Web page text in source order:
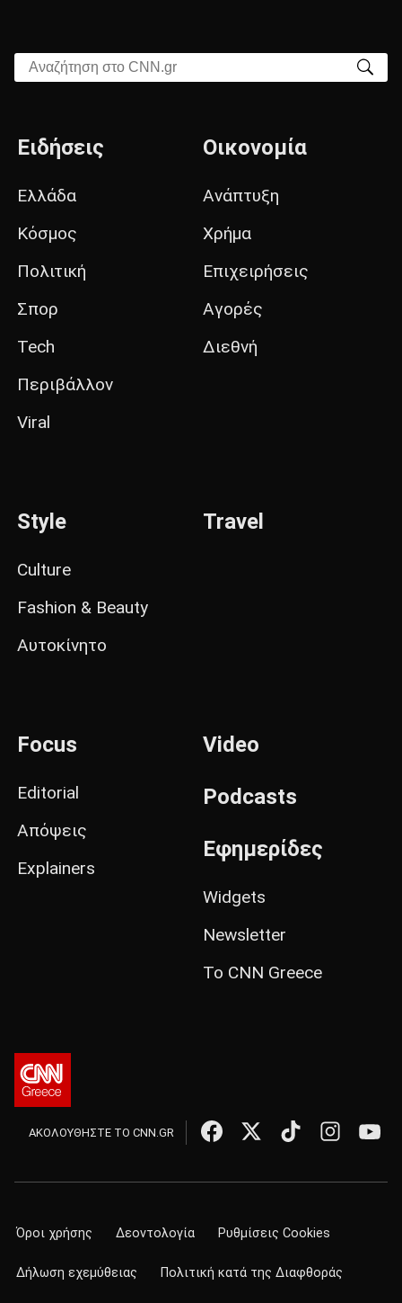
Αναζήτηση στο CNN.gr
Ειδήσεις
Ελλάδα
Κόσμος
Πολιτική
Σπορ
Tech
Περιβάλλον
Viral
Οικονομία
Ανάπτυξη
Χρήμα
Επιχειρήσεις
Αγορές
Διεθνή
Style
Culture
Fashion & Beauty
Αυτοκίνητο
Travel
Focus
Editorial
Απόψεις
Explainers
Video
Podcasts
Εφημερίδες
Widgets
Newsletter
Το CNN Greece
ΑΚΟΛΟΥΘΗΣΤΕ ΤΟ CNN.GR
Όροι χρήσης Δεοντολογία Ρυθμίσεις Cookies
Δήλωση εχεμύθειας Πολιτική κατά της Διαφθοράς